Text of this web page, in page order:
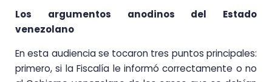
Los argumentos anodinos del Estado
venezolano
En esta audiencia se tocaron tres puntos principales:
primero, si la Fiscalía le informó correctamente o no